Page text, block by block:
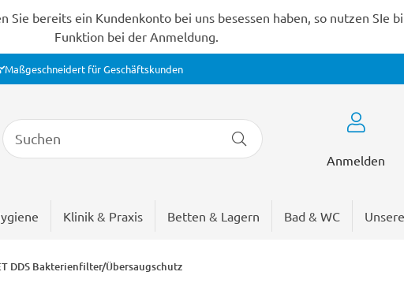
bereits ein Kundenkonto bei uns besessen haben, so nutzen SIe
Funktion bei der Anmeldung.
Maßgeschneidert für Geschäftskunden
Anmelden
Klinik & Praxis Betten & Lagern Bad & WC
DDS Bakterienfilter/Übersaugschutz